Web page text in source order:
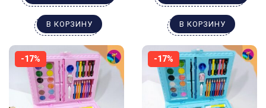
В КОРЗИНУ В КОРЗИНУ
-17% -17%